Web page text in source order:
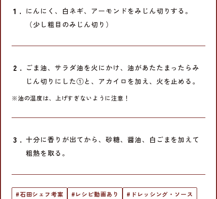
にんにく、白ネギ、アーモンドをみじん切りする。
（少し粗目のみじん切り）
ごま油、サラダ油を火にかけ、油があたたまったらみ
じん切りにした①と、アカイロを加え、火を止める。
※油の温度は、上げすぎないように注意！
十分に香りが出てから、砂糖、醤油、白ごまを加えて
粗熱を取る。
#石田シェフ考案 #レシピ動画あり
#ドレッシング・ソース